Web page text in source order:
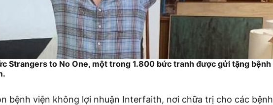
Strangers to No One, một trong 1.800 bức tranh được gửi tặng bệnh
bệnh viện không lợi nhuận Interfaith, nơi chữa trị cho các bệnh